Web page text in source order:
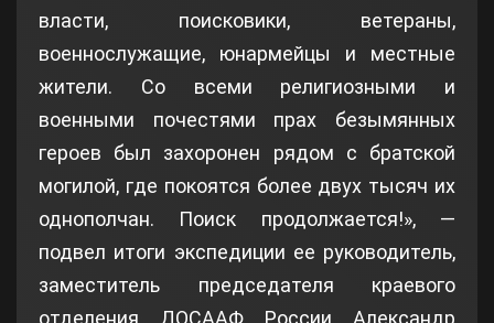
власти, поисковики, ветераны,
военнослужащие, юнармейцы и местные
жители. Со всеми религиозными и
военными почестями прах безымянных
героев был захоронен рядом с братской
могилой, где покоятся более двух тысяч их
однополчан. Поиск продолжается!», —
подвел итоги экспедиции ее руководитель,
заместитель председателя краевого
отделения ДОСААФ России Александр